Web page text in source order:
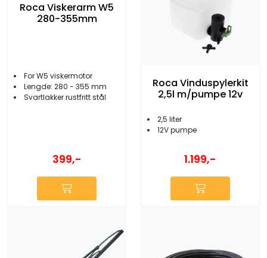
Roca Viskerarm W5
280-355mm
For W5 viskermotor
Lengde: 280 - 355 mm
Svartlakker rustfritt stål
399,-
Roca Vinduspylerkit
2,5l m/pumpe 12v
2,5 liter
12V pumpe
1.199,-